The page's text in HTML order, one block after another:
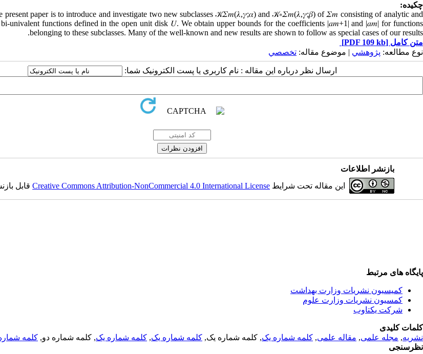
چکیده:
present paper is to introduce and investigate two new subclasses 𝒦𝛴𝑚(𝜆,𝛾;𝛼) and 𝒦∗𝛴𝑚(𝜆,𝛾;𝛽) of 𝛴𝑚 consisting of analytic and
univalent functions defined in the open unit disk 𝑈. We obtain upper bounds for the coefficients |𝑎𝑚+1| and |𝑎𝑚| for functions
belonging to these subclasses. Many of the well-known and new results are shown to follow as special cases of our results.
متن کامل [PDF 109 kb]
نوع مطالعه: پژوهشي | موضوع مقاله: تخصصي
ارسال نظر درباره این مقاله : نام کاربری یا پست الکترونیک شما:
بازنشر اطلاعات
این مقاله تحت شرایط Creative Commons Attribution-NonCommercial 4.0 International Licenseقابل
پایگاه های مرتبط
کمیسیون نشریات وزارت بهداشت
کمسیون نشریات وزارت علوم
شرکت یکتاوب
کلمات کلیدی
نشریه, مجله علمی, مقاله علمی, کلمه شماره یک, کلمه شماره یک, کلمه شماره یک, کلمه شماره یک, کلمه شماره دو, کلمه
نظرسنجی